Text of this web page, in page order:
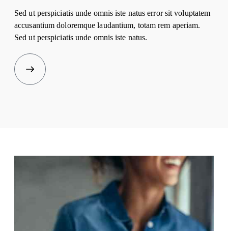
Sed ut perspiciatis unde omnis iste natus error sit voluptatem
accusantium doloremque laudantium, totam rem aperiam.
Sed ut perspiciatis unde omnis iste natus.